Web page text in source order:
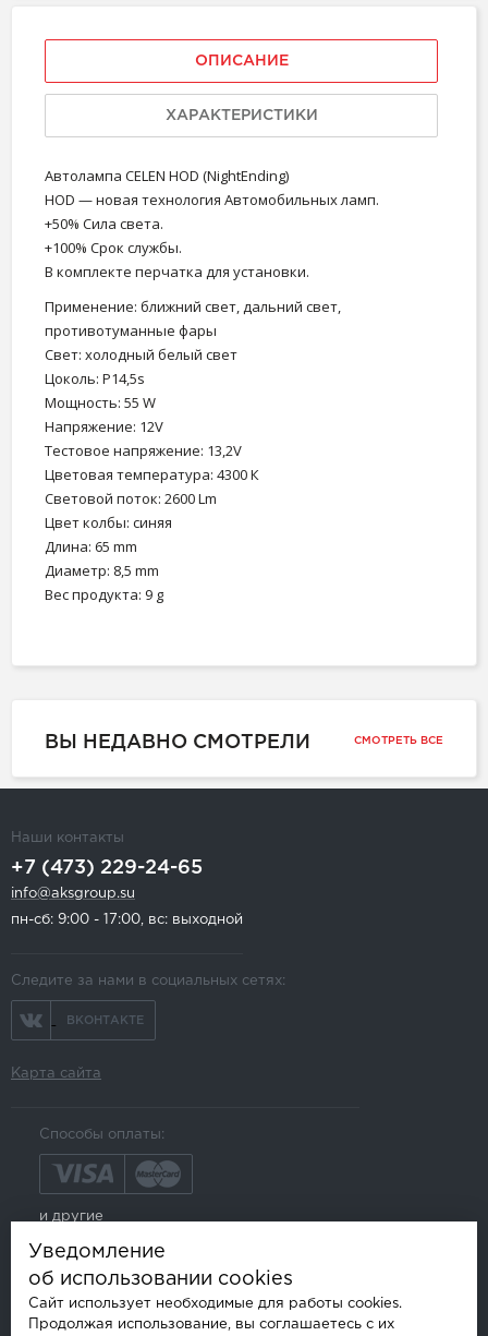
ОПИСАНИЕ
ХАРАКТЕРИСТИКИ
Автолампа CELEN HOD (NightEnding)
HOD — новая технология Автомобильных ламп.
+50% Сила света.
+100% Срок службы.
В комплекте перчатка для установки.
Применение: ближний свет, дальний свет,
противотуманные фары
Свет: холодный белый свет
Цоколь: P14,5s
Мощность: 55 W
Напряжение: 12V
Тестовое напряжение: 13,2V
Цветовая температура: 4300 К
Световой поток: 2600 Lm
Цвет колбы: синяя
Длина: 65 mm
Диаметр: 8,5 mm
Вес продукта: 9 g
ВЫ НЕДАВНО СМОТРЕЛИ СМОТРЕТЬ ВСЕ
Наши контакты
+7 (473) 229-24-65
info@aksgroup.su
пн-сб: 9:00 - 17:00, вс: выходной
Следите за нами в социальных сетях:
ВКОНТАКТЕ
Карта сайта
Способы оплаты:
и другие
Уведомление
об использовании cookies
Сайт использует необходимые для работы cookies.
Продолжая использование, вы соглашаетесь с их